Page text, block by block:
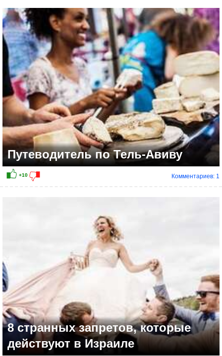
Путеводитель по Тель-Авиву
Комментариев: 1
8 странных запретов, которые
действуют в Израиле